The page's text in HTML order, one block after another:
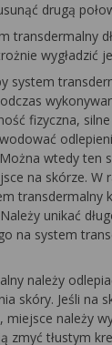
drugą
transdermalny
wygładzić
system
fizyczna,
wtedy ten
na skórze. W
transdermalny
unikać
na system
należy
skóry. Jeśli na
miejsce należy
zmyć tłustym